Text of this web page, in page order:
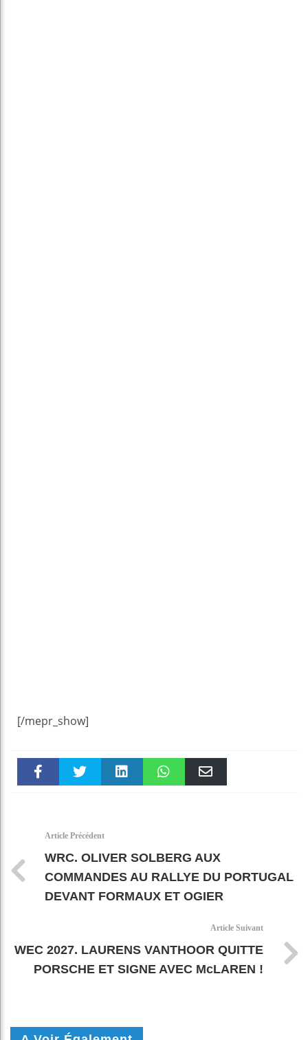
[/mepr_show]
Article Précédent
WRC. OLIVER SOLBERG AUX
COMMANDES AU RALLYE DU PORTUGAL
DEVANT FORMAUX ET OGIER
Article Suivant
WEC 2027. LAURENS VANTHOOR QUITTE
PORSCHE ET SIGNE AVEC McLAREN !